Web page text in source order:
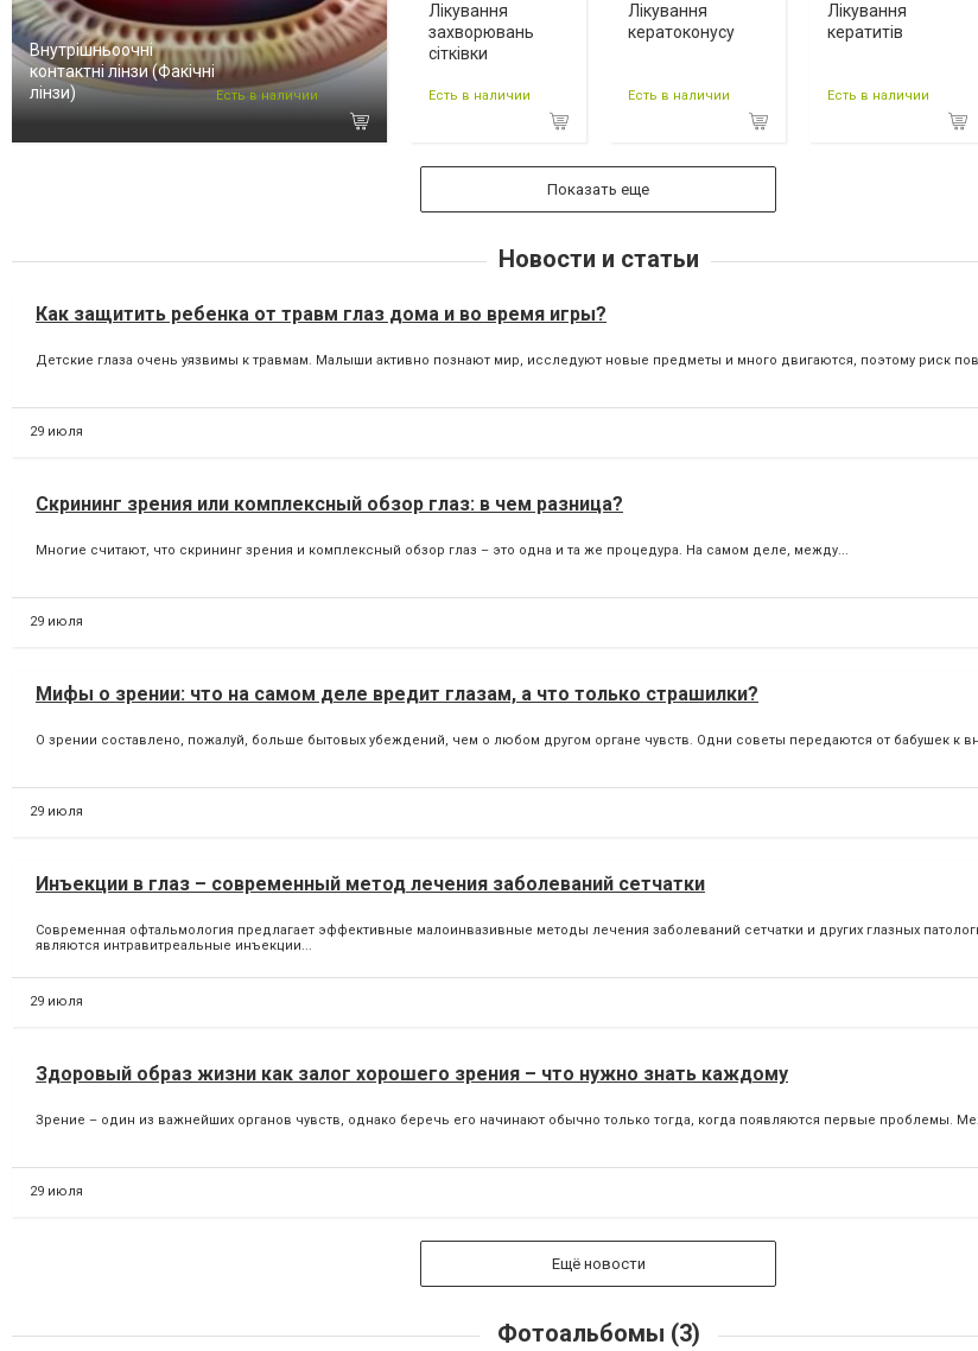
Внутрішньоочні
контактні лінзи (Факічні
лінзи)
Есть в наличии
Лікування
захворювань
сітківки
Есть в наличии
Лікування
кератоконусу
Есть в наличии
Лікування
кератитів
Есть в наличии
Показать еще
Новости и статьи
Как защитить ребенка от травм глаз дома и во время игры?
Детские глаза очень уязвимы к травмам. Малыши активно познают мир, исследуют новые предметы и много двигаются, поэтому риск
29 июля
Скрининг зрения или комплексный обзор глаз: в чем разница?
Многие считают, что скрининг зрения и комплексный обзор глаз – это одна и та же процедура. На самом деле, между...
29 июля
Мифы о зрении: что на самом деле вредит глазам, а что только страшилки?
О зрении составлено, пожалуй, больше бытовых убеждений, чем о любом другом органе чувств. Одни советы передаются от бабушек к
29 июля
Инъекции в глаз – современный метод лечения заболеваний сетчатки
Современная офтальмология предлагает эффективные малоинвазивные методы лечения заболеваний сетчатки и других глазных
являются интравитреальные инъекции...
29 июля
Здоровый образ жизни как залог хорошего зрения – что нужно знать каждому
Зрение – один из важнейших органов чувств, однако беречь его начинают обычно только тогда, когда появляются первые проблемы.
29 июля
Ещё новости
Фотоальбомы (3)